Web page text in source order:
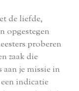
de liefde,
opgestegen
proberen
zaak die
je missie in
indicatie